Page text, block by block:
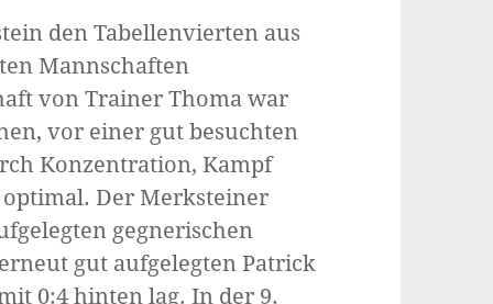
den Tabellenvierten aus
Mannschaften
von Trainer Thoma war
vor einer gut besuchten
Konzentration, Kampf
optimal. Der Merksteiner
gegnerischen
gut aufgelegten Patrick
0:4 hinten lag. In der 9.